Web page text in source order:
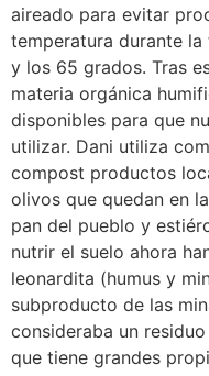
aireado para evitar
temperatura durante
y los 65 grados. Tras
materia orgánica
disponibles para que
utilizar. Dani utiliza
compost productos
olivos que quedan en
pan del pueblo y
nutrir el suelo ahora
leonardita (humus y
subproducto de las
consideraba un
que tiene grandes